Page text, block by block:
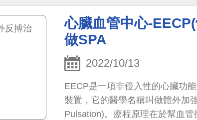
心臟血管中心-
做SPA
2022/10/13
EECP是一項非侵入性的心臟功
裝置，它的醫學名稱叫做體外加
Pulsation)。療程原理在於幫血